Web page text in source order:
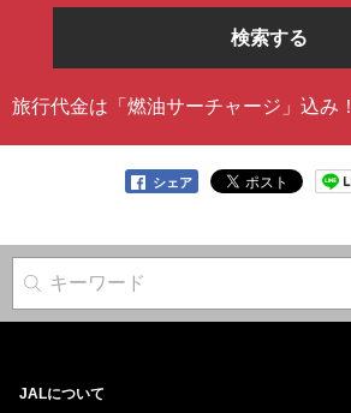
検索する
旅行代金は「燃油サーチャージ」込み！
シェア
サイト内検索
JALについて